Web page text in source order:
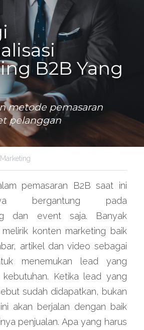
B2B Yang
metode pemasaran
pelanggan
pemasaran B2B saat ini
bergantung pada
dan event saja. Banyak
konten marketing baik
artikel dan video sebagai
menemukan lead yang
Ketika lead yang
sudah didapatkan, bukan
akan berjalan dengan baik
penjualan. Apa yang harus